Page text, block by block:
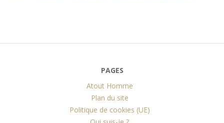
PAGES
Atout Homme
Plan du site
Politique de cookies (UE)